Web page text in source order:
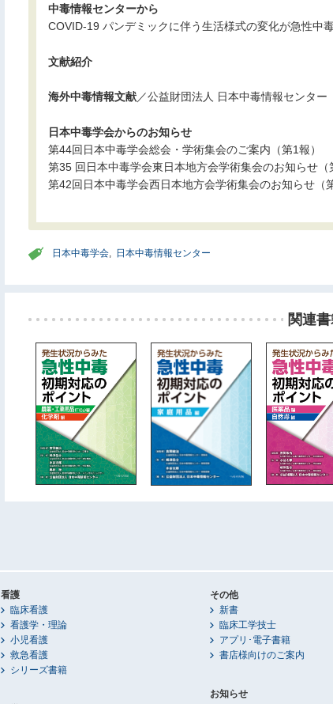
中毒情報センターから
COVID-19 パンデミックに伴う生活様式の変化が急性中
文献紹介
海外中毒情報文献／公益財団法人 日本中毒情報センター
日本中毒学会からのお知らせ
第44回日本中毒学会総会・学術集会のご案内（第1報）
第35 回日本中毒学会東日本地方会学術集会のお知らせ（
第42回日本中毒学会西日本地方会学術集会のお知らせ（
日本中毒学会, 日本中毒情報センター
関連
看護
臨床看護
看護学・理論
小児看護
救急看護
シリーズ書籍
その他
新書
臨床工学技士
アプリ･電子書籍
書店様向けのご案内
お知らせ